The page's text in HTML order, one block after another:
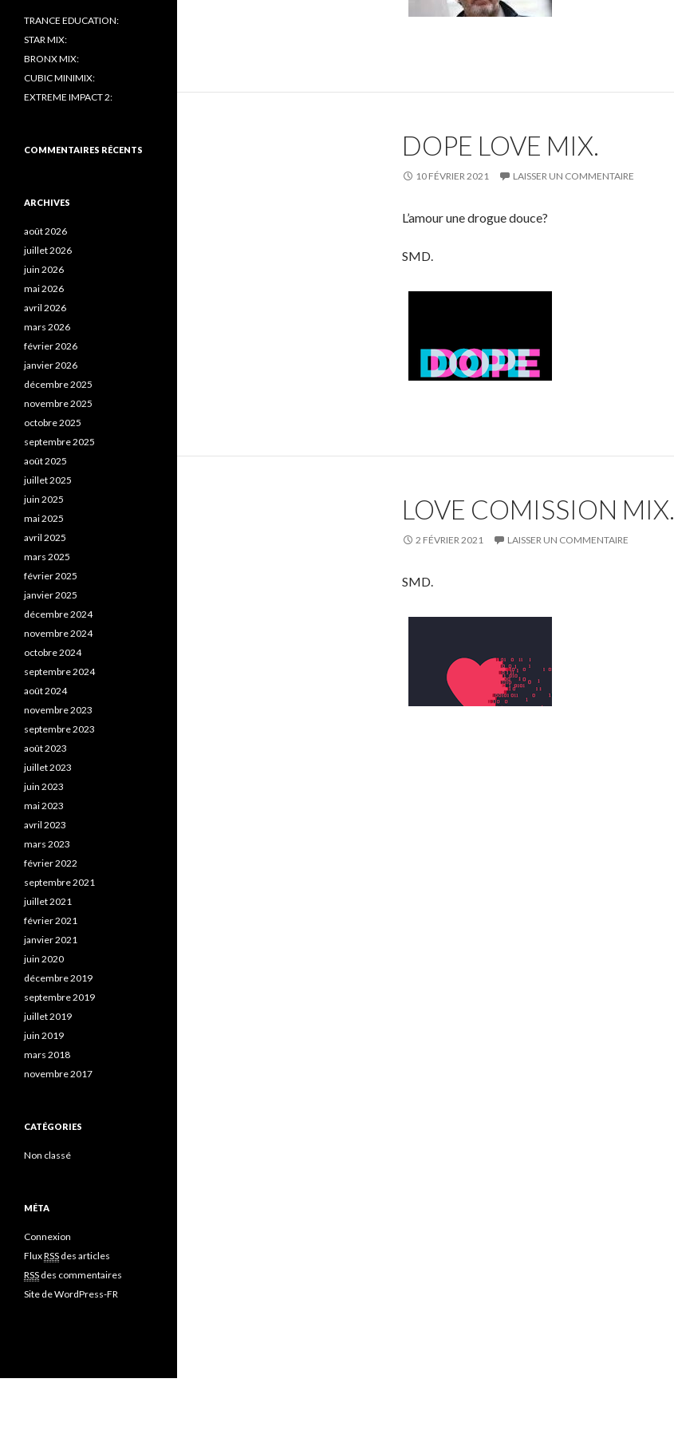
DOPE LOVE MIX.
10 FÉVRIER 2021 LAISSER UN COMMENTAIRE
L’amour une drogue douce?
SMD.
LOVE COMISSION MIX.
2 FÉVRIER 2021 LAISSER UN COMMENTAIRE
SMD.
TRANCE EDUCATION:
STAR MIX:
BRONX MIX:
CUBIC MINIMIX:
EXTREME IMPACT 2:
COMMENTAIRES RÉCENTS
ARCHIVES
août 2026
juillet 2026
juin 2026
mai 2026
avril 2026
mars 2026
février 2026
janvier 2026
décembre 2025
novembre 2025
octobre 2025
septembre 2025
août 2025
juillet 2025
juin 2025
mai 2025
avril 2025
mars 2025
février 2025
janvier 2025
décembre 2024
novembre 2024
octobre 2024
septembre 2024
août 2024
novembre 2023
septembre 2023
août 2023
juillet 2023
juin 2023
mai 2023
avril 2023
mars 2023
février 2022
septembre 2021
juillet 2021
février 2021
janvier 2021
juin 2020
décembre 2019
septembre 2019
juillet 2019
juin 2019
mars 2018
novembre 2017
CATÉGORIES
Non classé
MÉTA
Connexion
FluxRSS des articles
RSS des commentaires
Site de WordPress-FR